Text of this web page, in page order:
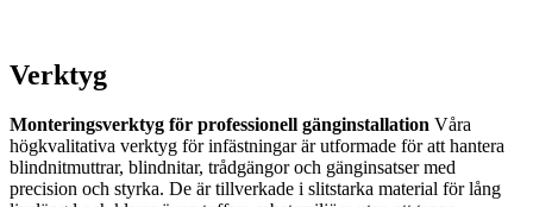
Verktyg
Monteringsverktyg för professionell gänginstallation Våra
högkvalitativa verktyg för infästningar är utformade för att hantera
blindnitmuttrar, blindnitar, trådgängor och gänginsatser med
precision och styrka. De är tillverkade i slitstarka material för lång